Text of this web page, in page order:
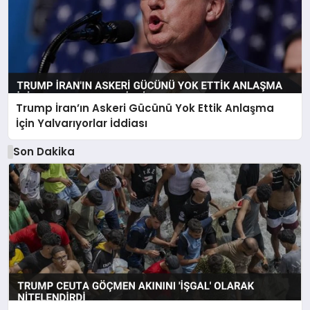
Trump İran’ın Askeri Gücünü Yok Ettik Anlaşma
İçin Yalvarıyorlar İddiası
Son Dakika